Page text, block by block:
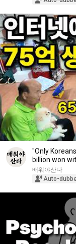
"Only
billion won
배워야산다
Auto-